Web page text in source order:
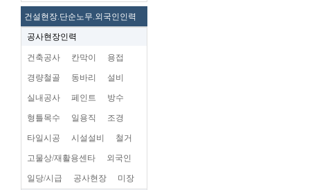
건설현장.단순노무.외국인인력
공사현장인력
건축공사 칸막이 용접
경량철골 동바리 설비
실내공사 페인트 방수
형틀목수 일용직 조경
타일시공 시설설비 철거
고물상/재활용센타 외국인
일당/시급 공사현장 미장